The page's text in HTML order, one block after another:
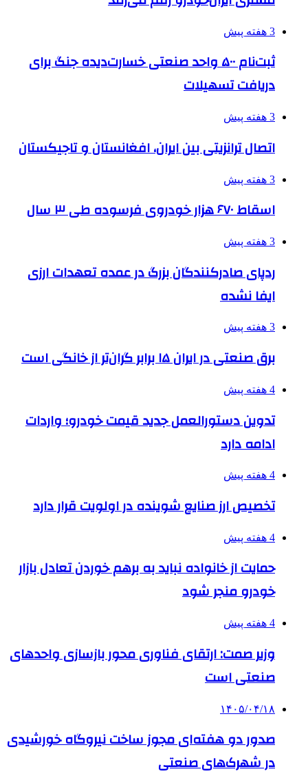
3 هفته پیش
ثبت‌نام ۵۰۰ واحد صنعتی خسارت‌دیده جنگ برای
دریافت تسهیلات
3 هفته پیش
اتصال ترانزیتی بین ایران، افغانستان و تاجیکستان
3 هفته پیش
اسقاط ۶۷۰ هزار خودروی فرسوده طی ۳ سال
3 هفته پیش
ردپای صادرکنندگان بزرگ در عمده تعهدات ارزی
ایفا نشده
3 هفته پیش
برق صنعتی در ایران ۱۵ برابر گران‌تر از خانگی است
4 هفته پیش
تدوین دستورالعمل جدید قیمت خودرو؛ واردات
ادامه دارد
4 هفته پیش
تخصیص ارز صنایع شوینده در اولویت قرار دارد
4 هفته پیش
حمایت از خانواده نباید به برهم خوردن تعادل بازار
خودرو منجر شود
4 هفته پیش
وزیر صمت: ارتقای فناوری محور بازسازی واحدهای
صنعتی است
۱۴۰۵/۰۴/۱۸
صدور دو هفته‌ای مجوز ساخت نیروگاه خورشیدی
در شهرک‌های صنعتی